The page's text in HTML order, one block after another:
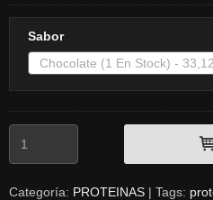
Sabor
Categoría: PROTEINAS | Tags: